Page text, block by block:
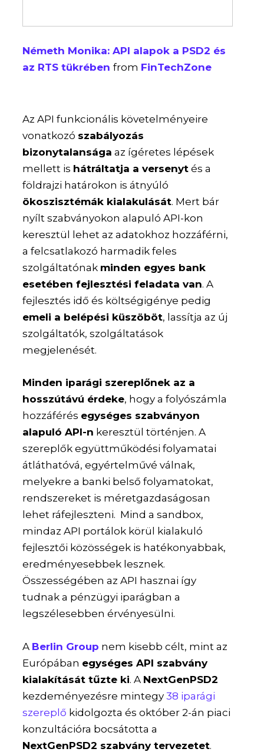
Németh Monika: API alapok a PSD2 és
az RTS tükrében from FinTechZone
Az API funkcionális követelményeire
vonatkozó szabályozás
bizonytalansága az ígéretes lépések
mellett is hátráltatja a versenyt és a
földrajzi határokon is átnyúló
ökoszisztémák kialakulását. Mert bár
nyílt szabványokon alapuló API-kon
keresztül lehet az adatokhoz hozzáférni,
a felcsatlakozó harmadik feles
szolgáltatónak minden egyes bank
esetében fejlesztési feladata van. A
fejlesztés idő és költségigénye pedig
emeli a belépési küszöböt, lassítja az új
szolgáltatók, szolgáltatások
megjelenését.
Minden iparági szereplőnek az a
hosszútávú érdeke, hogy a folyószámla
hozzáférés egységes szabványon
alapuló API-n keresztül történjen. A
szereplők együttműködési folyamatai
átláthatóvá, egyértelművé válnak,
melyekre a banki belső folyamatokat,
rendszereket is méretgazdaságosan
lehet ráfejleszteni. Mind a sandbox,
mindaz API portálok körül kialakuló
fejlesztői közösségek is hatékonyabbak,
eredményesebbek lesznek.
Összességében az API hasznai így
tudnak a pénzügyi iparágban a
legszélesebben érvényesülni.
A Berlin Group nem kisebb célt, mint az
Európában egységes API szabvány
kialakítását tűzte ki. A NextGenPSD2
kezdeményezésre mintegy38 iparági
szereplő kidolgozta és október 2-án piaci
konzultációra bocsátotta a
NextGenPSD2 szabvány tervezetet.